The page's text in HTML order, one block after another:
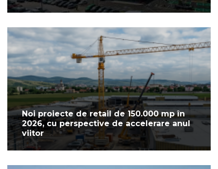
Noi proiecte de retail de 150.000 mp în
2026, cu perspective de accelerare anul
viitor